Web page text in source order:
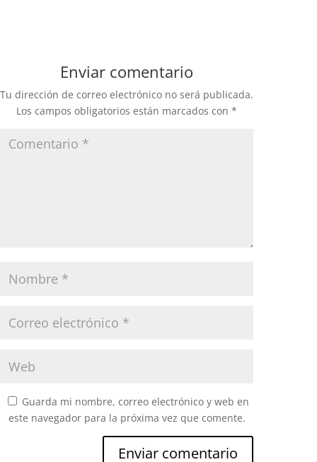
Enviar comentario
Tu dirección de correo electrónico no será publicada.
Los campos obligatorios están marcados con*
Guarda mi nombre, correo electrónico y web en
este navegador para la próxima vez que comente.